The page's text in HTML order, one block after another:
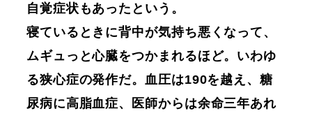
自覚症状もあったという。
寝ているときに背中が気持ち悪くなって、
ムギュっと心臓をつかまれるほど。いわゆ
る狭心症の発作だ。血圧は190を越え、糖
尿病に高脂血症、医師からは余命三年あれ